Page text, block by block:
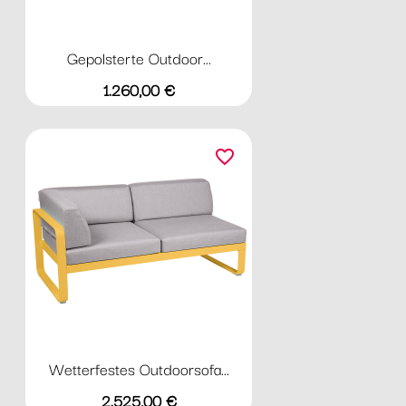
Gepolsterte Outdoor...
Preis
1.260,00 €
Wetterfestes Outdoorsofa...
Preis
2.525,00 €
favorite_border